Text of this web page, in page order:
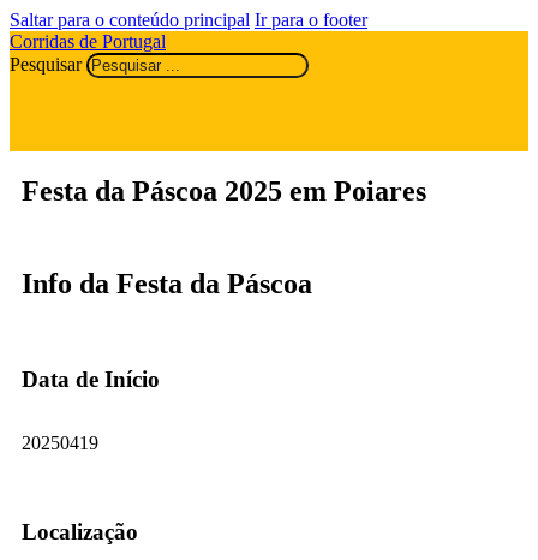
Saltar para o conteúdo principal Ir para o footer
Corridas de Portugal
Pesquisar
Festa da Páscoa 2025 em Poiares
Info da Festa da Páscoa
Data de Início
20250419
Localização